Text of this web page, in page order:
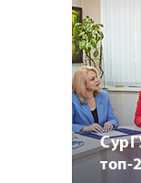
топ-